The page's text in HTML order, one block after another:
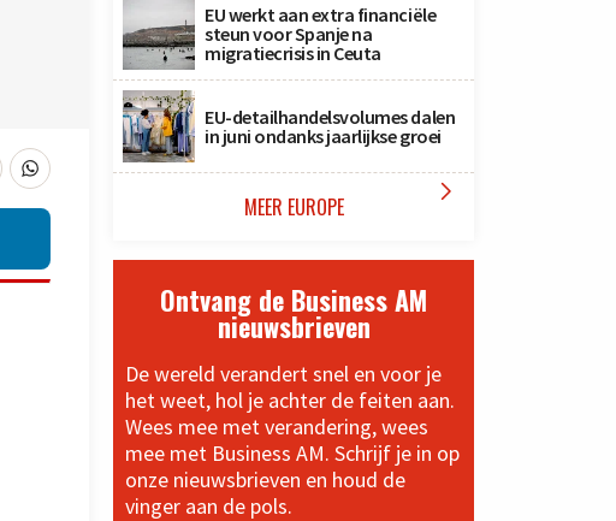
EU werkt aan extra financiële
steun voor Spanje na
migratiecrisis in Ceuta
EU-detailhandelsvolumes dalen
in juni ondanks jaarlijkse groei
MEER EUROPE 
Ontvang de Business AM
nieuwsbrieven
De wereld verandert snel en voor je
het weet, hol je achter de feiten aan.
Wees mee met verandering, wees
mee met Business AM. Schrijf je in op
onze nieuwsbrieven en houd de
vinger aan de pols.